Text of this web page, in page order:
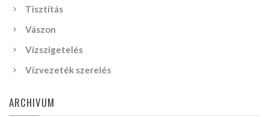
Tisztítás
Vászon
Vízszigetelés
Vízvezeték szerelés
ARCHIVUM